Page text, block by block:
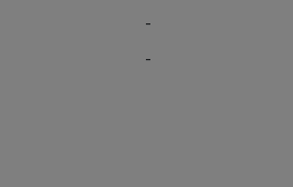
-
-